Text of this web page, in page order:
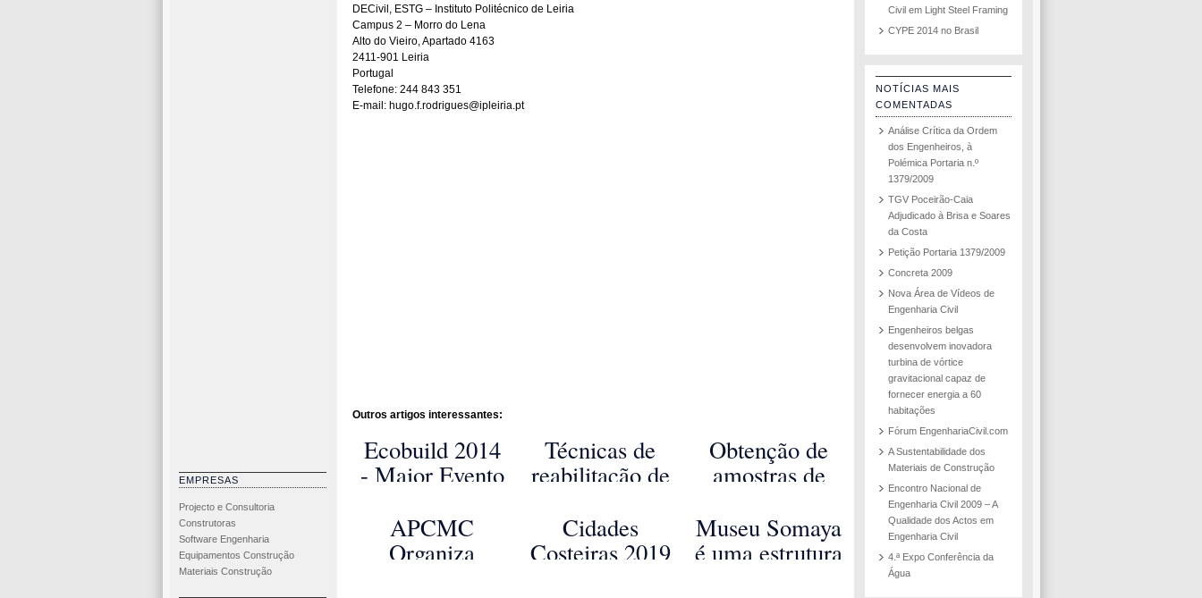
EMPRESAS
Projecto e Consultoria
Construtoras
Software Engenharia
Equipamentos Construção
Materiais Construção
DECivil, ESTG – Instituto Politécnico de Leiria
Campus 2 – Morro do Lena
Alto do Vieiro, Apartado 4163
2411-901 Leiria
Portugal
Telefone: 244 843 351
E-mail: hugo.f.rodrigues@ipleiria.pt
Outros artigos interessantes:
Ecobuild 2014
- Maior Evento
Construção
Sustentável
Técnicas de
reabilitação de
abordadas em
curso
Obtenção de
amostras de
subterrâneas e
parâmetros de
APCMC
Organiza
Cidades
Costeiras 2019
Museu Somaya
é uma estrutura
Civil em Light Steel Framing
CYPE 2014 no Brasil
NOTÍCIAS MAIS
COMENTADAS
Análise Crítica da Ordem
dos Engenheiros, à
Polémica Portaria n.º
1379/2009
TGV Poceirão-Caia
Adjudicado à Brisa e Soares
da Costa
Petição Portaria 1379/2009
Concreta 2009
Nova Área de Vídeos de
Engenharia Civil
Engenheiros belgas
desenvolvem inovadora
turbina de vórtice
gravitacional capaz de
fornecer energia a 60
habitações
Fórum EngenhariaCivil.com
A Sustentabilidade dos
Materiais de Construção
Encontro Nacional de
Engenharia Civil 2009 – A
Qualidade dos Actos em
Engenharia Civil
4.ª Expo Conferência da
Água